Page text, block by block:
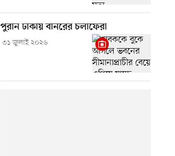
পুরান ঢাকায় বানরের চলাফেরা
৩১ জুলাই ২০২৬